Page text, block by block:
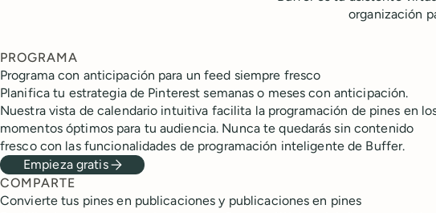
organización
PROGRAMA
Programa con anticipación para un feed siempre fresco
Planifica tu estrategia de Pinterest semanas o meses con anticipación.
Nuestra vista de calendario intuitiva facilita la programación de pines en
momentos óptimos para tu audiencia. Nunca te quedarás sin contenido
fresco con las funcionalidades de programación inteligente de Buffer.
Empieza gratis
COMPARTE
Convierte tus pines en publicaciones y publicaciones en pines